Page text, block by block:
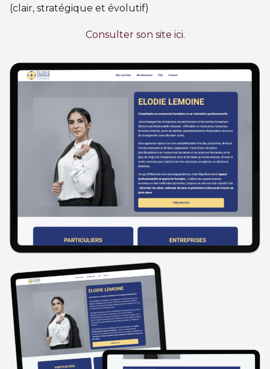
(clair, stratégique et évolutif)
Consulter son site ici.